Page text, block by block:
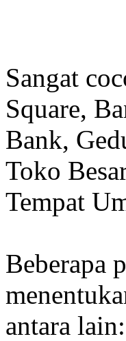
Sangat
Square,
Bank,
Toko
Tempat
Beberapa
antara lain: